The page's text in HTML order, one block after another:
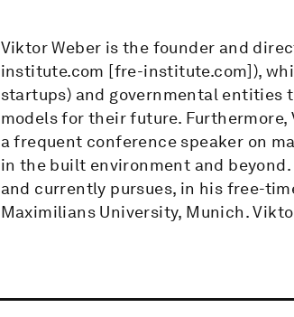
Viktor Weber is the founder and
institute.com [fre-institute.com]),
startups) and governmental entities
models for their future.
a frequent conference speaker on
in the built environment and
and currently pursues, in his free-
Maximilians University, Munich.